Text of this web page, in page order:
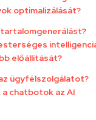
optimalizálását?
tartalomgenerálást?
előállítását?
ügyfélszolgálatot?
a chatbotok az AI